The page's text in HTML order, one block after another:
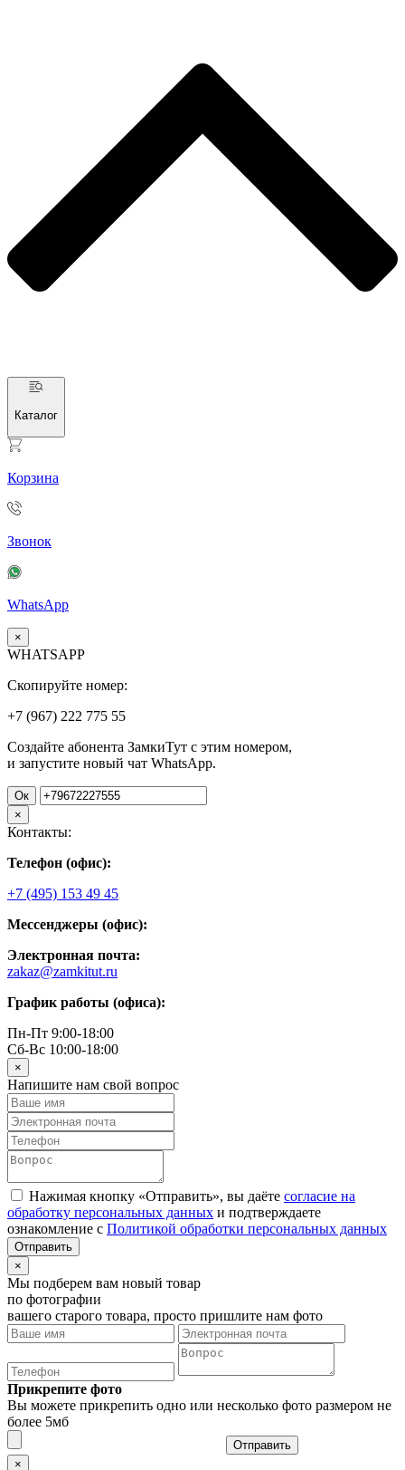
Каталог
Корзина
Звонок
WhatsApp
×
WHATSAPP
Скопируйте номер:
+7 (967) 222 775 55
Создайте абонента ЗамкиТут с этим номером,
и запустите новый чат WhatsApp.
Ок
×
Контакты:
Телефон (офис):
+7 (495) 153 49 45
Мессенджеры (офис):
Электронная почта:
zakaz@zamkitut.ru
График работы (офиса):
Пн-Пт 9:00-18:00
Сб-Вс 10:00-18:00
×
Напишите нам свой вопрос
Нажимая кнопку «Отправить», вы даёте согласие на
обработку персональных данных и подтверждаете
ознакомление с Политикой обработки персональных данных
×
Мы подберем вам новый товар
по фотографии
вашего старого товара, просто пришлите нам фото
Прикрепите фото
Вы можете прикрепить одно или несколько фото размером не
более 5мб
Отправить
×